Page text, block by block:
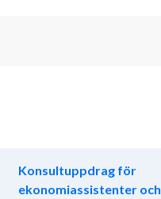
Konsultuppdrag för
ekonomiassistenter och